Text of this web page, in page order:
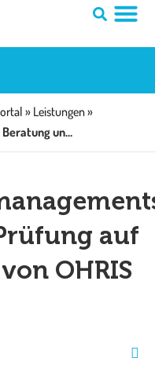
» Leistungen»
Arbeitsschutzmanagementsystem; Beratung und Prüfung auf der Grundlage von OHRIS
auf
OHRIS